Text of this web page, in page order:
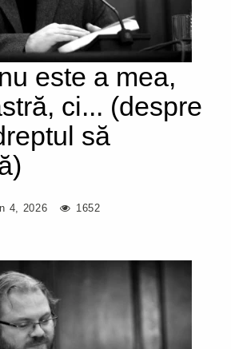
este a mea,
ci... (despre
să
4, 2026 1652